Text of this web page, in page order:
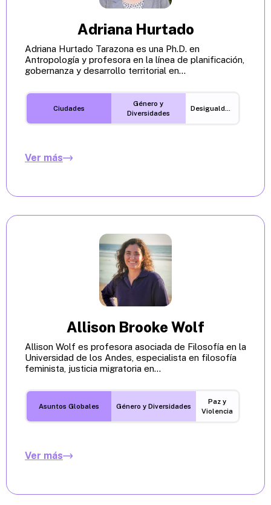
Adriana Hurtado
Adriana Hurtado Tarazona es una Ph.D. en
Antropología y profesora en la línea de planificación,
gobernanza y desarrollo territorial en...
Ciudades
Género y
Diversidades
Desigualdades
Ver más
Allison Brooke Wolf
Allison Wolf es profesora asociada de Filosofía en la
Universidad de los Andes, especialista en filosofía
feminista, justicia migratoria en...
Asuntos Globales Género y Diversidades
Paz y
Violencia
Ver más